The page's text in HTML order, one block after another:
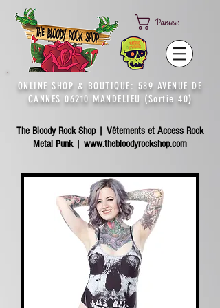
Panier:
ONLINE SHOP & BOUTIQUE: 589 AVENUE DE
CANNES 06210 MANDELIEU (Sortie 40)
The Bloody Rock Shop | Vêtements et Access Rock
Metal Punk | www.thebloodyrockshop.com